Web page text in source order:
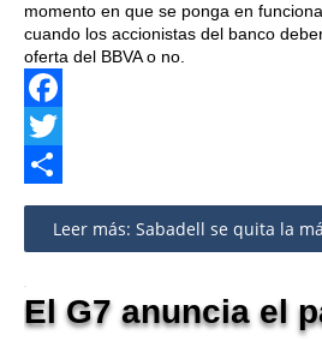
momento en que se ponga en
cuando los accionistas del banco
oferta del BBVA o no.
Facebook
Twitter
Share
Leer más: Sabadell se quita la
El G7 anuncia el